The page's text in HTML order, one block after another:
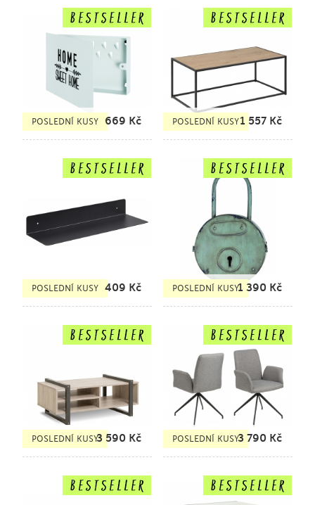
POSLEDNÍ KUSY 669 Kč POSLEDNÍ KUSY1 557 Kč
POSLEDNÍ KUSY 409 Kč POSLEDNÍ KUSY1 390 Kč
POSLEDNÍ KUSY3 590 Kč POSLEDNÍ KUSY3 790 Kč